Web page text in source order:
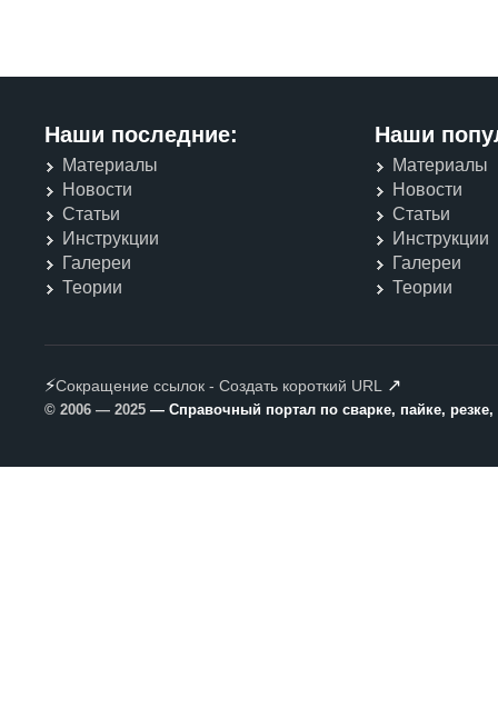
Наши последние:
Материалы
Новости
Статьи
Инструкции
Галереи
Теории
Наши
Материалы
Новости
Статьи
Инструкции
Галереи
Теории
⚡Сокращение ссылок - Создать короткий URL ↗
© 2006 — 2025 — Справочный портал по сварке, пайке,